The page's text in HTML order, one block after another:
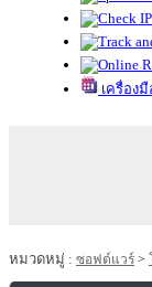
เครื่อง
หมวดหมู่ : ซอฟต์แวร์ >